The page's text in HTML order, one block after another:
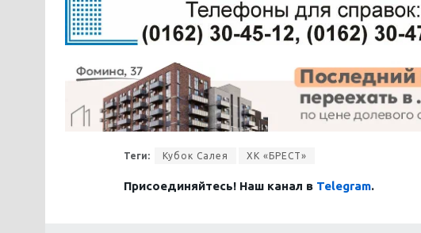
Теги: Кубок Салея ХК «БРЕСТ»
Присоединяйтесь! Наш канал в Telegram.